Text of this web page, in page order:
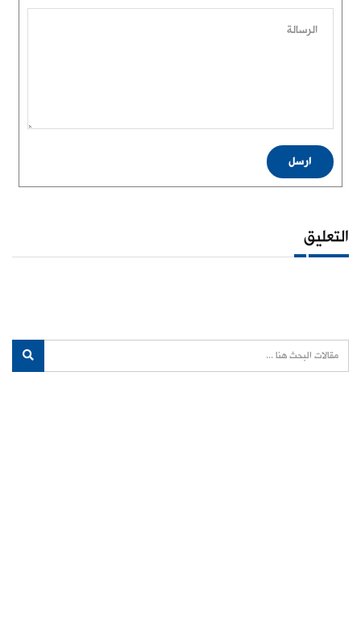
الرسالة
ارسل
التعليق